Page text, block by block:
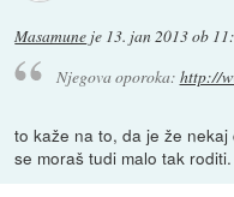
Masamune je 13. jan 2013 ob
Njegova oporoka: http://
to kaže na to, da je že
se moraš tudi malo tak roditi.